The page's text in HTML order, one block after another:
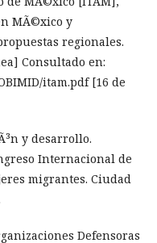
MÃ©xico y
regionales.
Consultado en:
itam.pdf [16 de
y desarrollo.
Internacional de
migrantes. Ciudad
Defensoras